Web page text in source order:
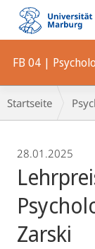
Mobile-
Navigation
FB 04 |
Breadcrumb-
Navigation
Startseite
28.01.2025
Zarski